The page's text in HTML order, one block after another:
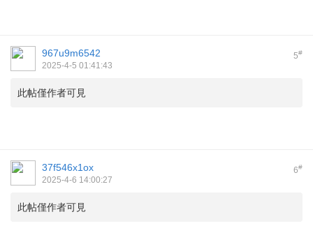
5#
967u9m6542
2025-4-5 01:41:43
此帖僅作者可見
6#
37f546x1ox
2025-4-6 14:00:27
此帖僅作者可見